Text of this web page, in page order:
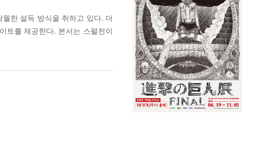
한 설득 방식을 취하고 있다. 더
트를 제공한다. 본서는 스펄전이